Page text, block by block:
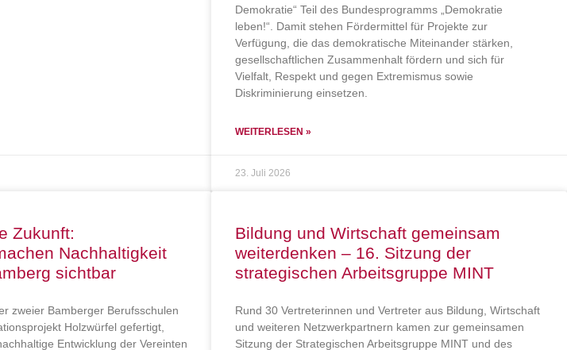
Demokratie“ Teil des Bundesprogramms „Demokratie
leben!“. Damit stehen Fördermittel für Projekte zur
Verfügung, die das demokratische Miteinander stärken,
gesellschaftlichen Zusammenhalt fördern und sich für
Vielfalt, Respekt und gegen Extremismus sowie
Diskriminierung einsetzen.
WEITERLESEN »
23. Juli 2026
Zukunft:
Nachhaltigkeit
sichtbar
zweier Bamberger Berufsschulen
Holzwürfel gefertigt,
Entwicklung der Vereinten
Bildung und Wirtschaft gemeinsam
weiterdenken – 16. Sitzung der
strategischen Arbeitsgruppe MINT
Rund 30 Vertreterinnen und Vertreter aus Bildung, Wirtschaft
und weiteren Netzwerkpartnern kamen zur gemeinsamen
Sitzung der Strategischen Arbeitsgruppe MINT und des